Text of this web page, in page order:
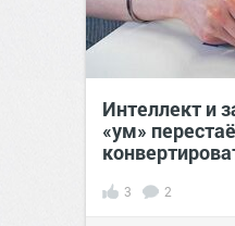
Интеллект и
«ум»
3 2